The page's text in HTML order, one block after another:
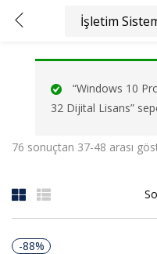
GIRIŞ YAP
Kullanıcı adınızı ve şifrenizi
“Windows 10
32 Dijital Lisans”
76 sonuçtan 37-48 arası
-88%